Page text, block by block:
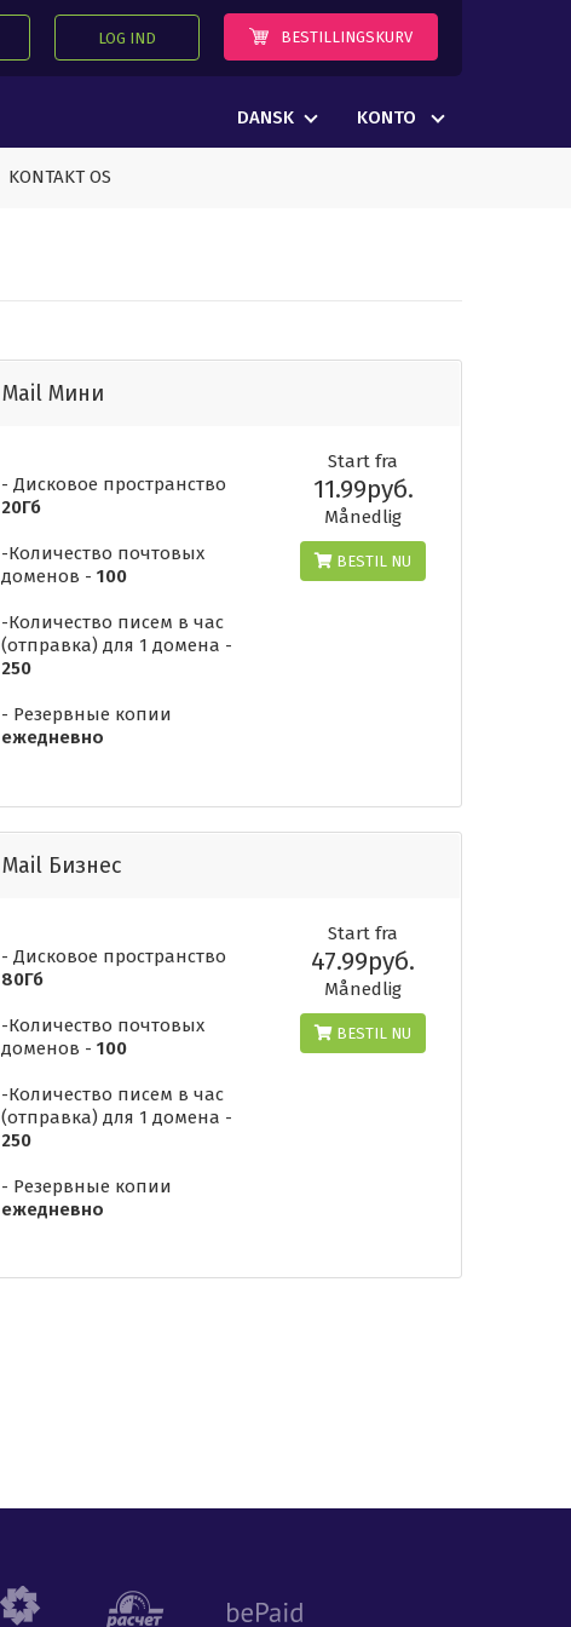
LOG IND BESTILLINGSKURV
DANSK KONTO
KONTAKT OS
Mail Мини
- Дисковое пространство
20Гб
-Количество почтовых
доменов -100
-Количество писем в час
(отправка) для 1 домена -
250
- Резервные копии
ежедневно
Start fra
11.99руб.
Månedlig
BESTIL NU
Mail Бизнес
- Дисковое пространство
80Гб
-Количество почтовых
доменов -100
-Количество писем в час
(отправка) для 1 домена -
250
- Резервные копии
ежедневно
Start fra
47.99руб.
Månedlig
BESTIL NU